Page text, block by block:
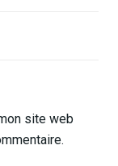
site web